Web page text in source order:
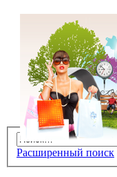
Расширенный поиск